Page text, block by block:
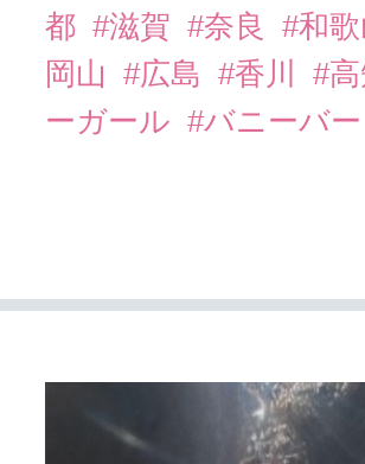
都 #滋賀 #奈良 #和歌
岡山
#広島 #香川 #
ーガール #バニーバー